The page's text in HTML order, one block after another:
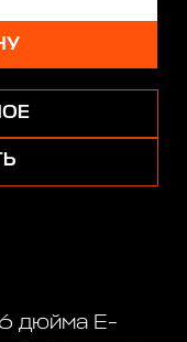
дюйма Е-